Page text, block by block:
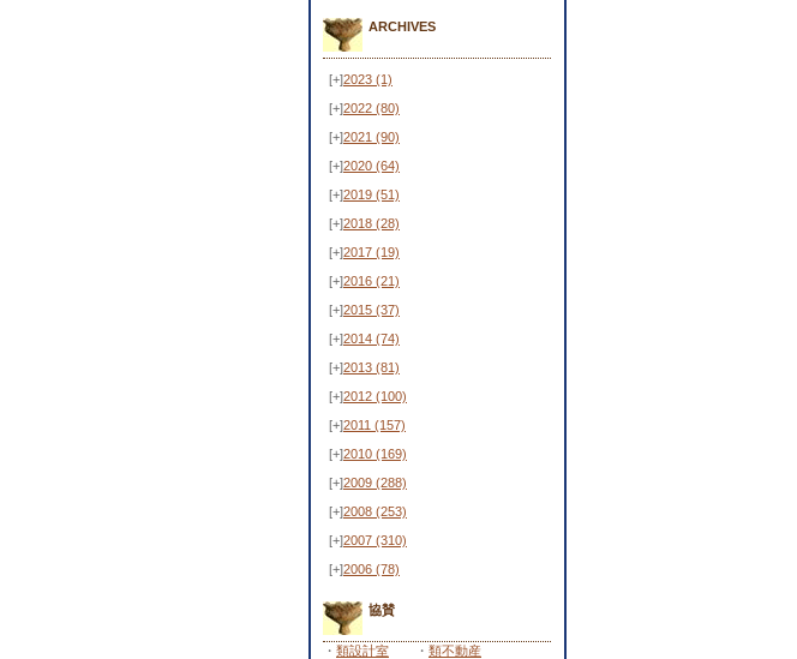
ARCHIVES
[+]2023 (1)
[+]2022 (80)
[+]2021 (90)
[+]2020 (64)
[+]2019 (51)
[+]2018 (28)
[+]2017 (19)
[+]2016 (21)
[+]2015 (37)
[+]2014 (74)
[+]2013 (81)
[+]2012 (100)
[+]2011 (157)
[+]2010 (169)
[+]2009 (288)
[+]2008 (253)
[+]2007 (310)
[+]2006 (78)
協賛
・ 類設計室 ・ 類不動産